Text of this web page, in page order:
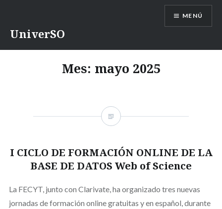
UniverSO
MENÚ
Mes: mayo 2025
I CICLO DE FORMACIÓN ONLINE DE LA
BASE DE DATOS Web of Science
La FECYT, junto con Clarivate, ha organizado tres nuevas
jornadas de formación online gratuitas y en español, durante